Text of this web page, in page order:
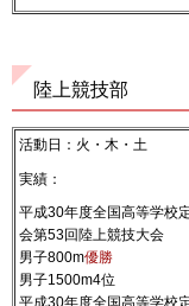
陸上競技部
活動日：火・木・土
実績：
平成30年度全国高等学校
会第53回陸上競技大会
男子800m優勝
男子1500m4位